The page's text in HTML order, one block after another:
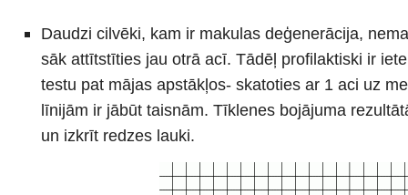
Daudzi cilvēki, kam ir makulas deģenerācija,
sāk attītstīties jau otrā acī. Tādēļ profilaktiski ir
testu pat mājas apstākļos- skatoties ar 1 aci uz
līnijām ir jābūt taisnām. Tīklenes bojājuma
un izkrīt redzes lauki.